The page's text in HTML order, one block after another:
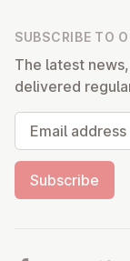
SUBSCRIBE TO
The latest
delivered
Email address
Subscribe